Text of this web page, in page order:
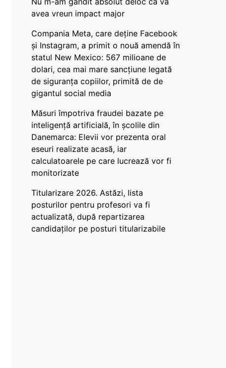
avea vreun impact major
Compania Meta, care deține Facebook
și Instagram, a primit o nouă amendă în
statul New Mexico: 567 milioane de
dolari, cea mai mare sancțiune legată
de siguranța copiilor, primită de de
gigantul social media
Măsuri împotriva fraudei bazate pe
inteligență artificială, în școlile din
Danemarca: Elevii vor prezenta oral
eseuri realizate acasă, iar
calculatoarele pe care lucrează vor fi
monitorizate
Titularizare 2026. Astăzi, lista
posturilor pentru profesori va fi
actualizată, după repartizarea
candidaților pe posturi titularizabile